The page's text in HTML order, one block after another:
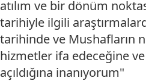
atılım ve bir dönüm
tarihiyle ilgili
tarihinde ve Mushafların
hizmetler ifa edeceğine
açıldığına inanıyorum"